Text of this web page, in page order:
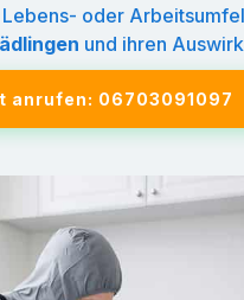
oder
und ihren
anrufen: 06703091097